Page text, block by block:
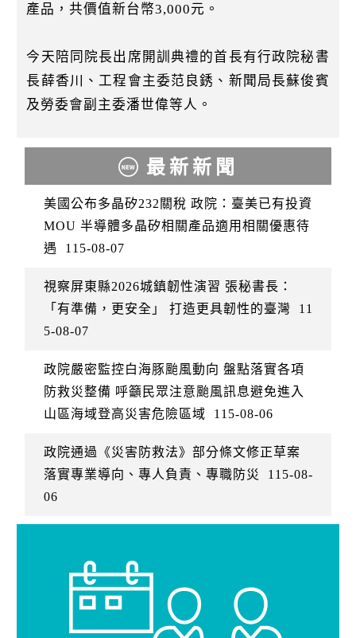
產品，共價值新台幣3,000元。
今天陪同院長出席開訓典禮的首長有行政院秘書
長薛香川、工程會主委范良銹、新聞局長蘇俊賓
及勞委會副主委潘世偉等人。
最新新聞
美國公布多晶矽232關稅 政院：臺美已有投資
MOU 半導體多晶矽相關產品適用相關優惠待
遇
115-08-07
視察屏東縣2026城鎮韌性演習 張秘書長：
「有準備，更安全」 打造更具韌性的臺灣
11
5-08-07
政院嚴密監控白海豚颱風動向 盤點落實各項
防救災整備 呼籲民眾注意颱風訊息避免進入
山區海域登高災害危險區域
115-08-06
政院通過《災害防救法》部分條文修正草案
落實專業導向、專人負責、專職防災
115-08-
06